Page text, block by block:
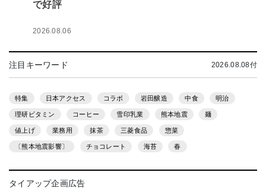
で好評
2026.08.06
注目キーワード 2026.08.08付
特集 日本アクセス コラボ 岩田醸造 中食 明治
理研ビタミン コーヒー 雪印乳業 熊本地震 麺
値上げ 業務用 抹茶 三菱食品 惣菜
〔熊本地震影響〕 チョコレート 海苔 春
タイアップ企画広告